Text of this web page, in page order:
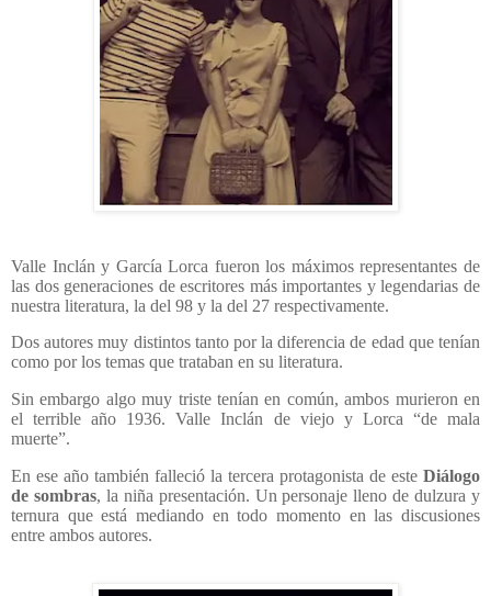
Valle Inclán y García Lorca fueron los máximos representantes de
las dos generaciones de escritores más importantes y legendarias de
nuestra literatura, la del 98 y la del 27 respectivamente.
Dos autores muy distintos tanto por la diferencia de edad que tenían
como por los temas que trataban en su literatura.
Sin embargo algo muy triste tenían en común, ambos murieron en
el terrible año 1936. Valle Inclán de viejo y Lorca “de mala
muerte”.
En ese año también falleció la tercera protagonista de este Diálogo
de sombras, la niña presentación. Un personaje lleno de dulzura y
ternura que está mediando en todo momento en las discusiones
entre ambos autores.